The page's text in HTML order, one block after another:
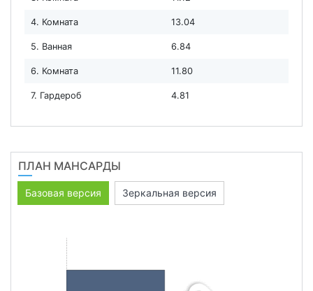
4. Комната 13.04
5. Ванная 6.84
6. Комната 11.80
7. Гардероб 4.81
ПЛАН МАНСАРДЫ
Базовая версия Зеркальная версия